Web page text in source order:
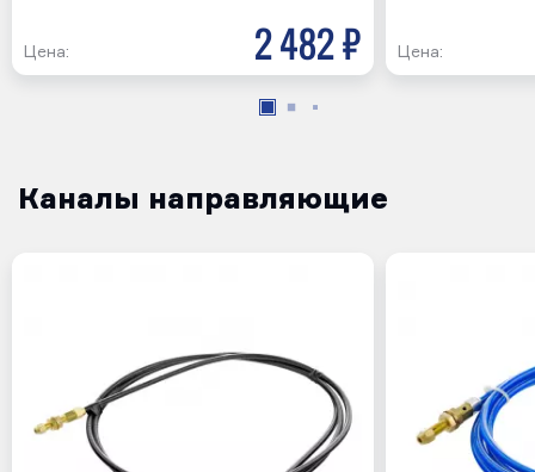
Цена: 2 482 р Цена:
Каналы направляющие